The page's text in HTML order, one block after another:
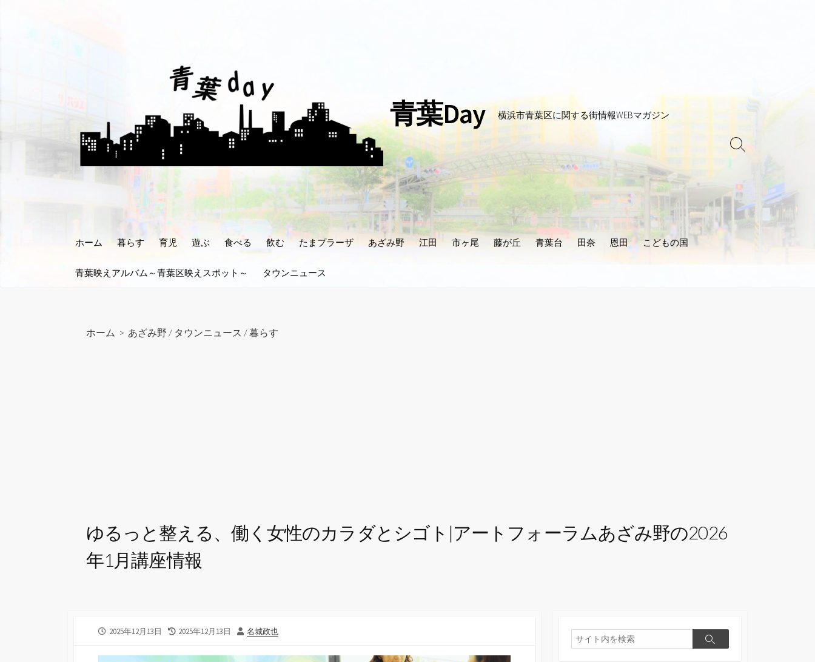
ッ
青葉Day 横浜市青葉区に関する街情報WEBマガジン
ホーム 暮らす 育児 遊ぶ 食べる 飲む たまプラーザ あざみ野 江田 市ヶ尾 藤が丘 青葉台 田奈 恩田 こどもの国
青葉映えアルバム～青葉区映えスポット～ タウンニュース
検
グ
ル
ホーム > あざみ野 / タウンニュース / 暮らす
ゆるっと整える、働く女性のカラダとシゴト|アートフォーラムあざみ野の2026
年1月講座情報
公
日
2025年12月13日
最
更
2025年12月13日
投
者
名城政也
検
索
検